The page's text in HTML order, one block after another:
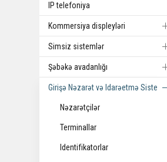
IP telefoniya
Kommersiya displeyləri
Simsiz sistemlər
Şəbəkə avadanlığı
Girişə Nəzarət və Idarəetmə Sistemi
Nəzarətçilər
Terminallar
Identifikatorlar